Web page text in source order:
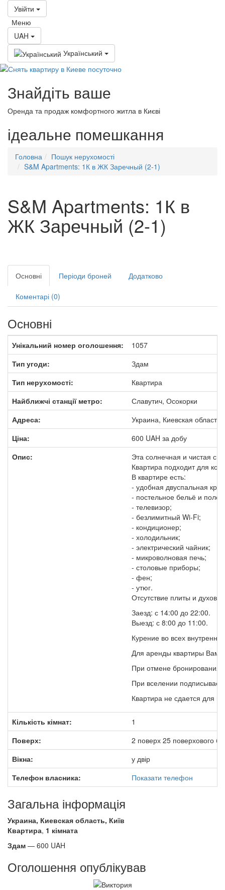
Увійти
Меню
UAH
Український
Знайдіть ваше
Оренда та продаж комфортного житла в Києві
ідеальне помешкання
Головна
Пошук нерухомості
S&M Apartments: 1К в ЖК Заречный (2-1)
S&M Apartments: 1К в
ЖК Заречный (2-1)
Основні Періоди броней Додатково
Коментарі (0)
Основні
Унікальний номер оголошення:
1057
Тип угоди:
Здам
Тип нерухомості:
Квартира
Найближчі станції метро:
Славутич, Осокорки
Адреса:
Украина, Киевская
Ціна:
600 UAH за добу
Опис:
Эта солнечная и чистая
Квартира подходит для
В квартире есть:
- удобная двуспальная
- постельное бельё и
- телевизор;
- безлимитный Wi-Fi;
- кондиционер;
- холодильник;
- электрический чайник;
- микроволновая печь;
- столовые приборы;
- фен;
- утюг.
Отсутствие плиты и
Заезд: с 14:00 до 22:00.
Выезд: с 8:00 до 11:00.
Курение во всех
Для аренды квартиры Вам
При отмене бронирования
При вселении
Квартира не сдается для
Кількість кімнат:
1
Поверх:
2 поверх 25 поверхового
Вікна:
у двір
Телефон власника:
Показати телефон
Загальна інформація
Украина, Киевская область, Київ
Квартира, 1 кімната
Здам — 600 UAH
Оголошення опублікував